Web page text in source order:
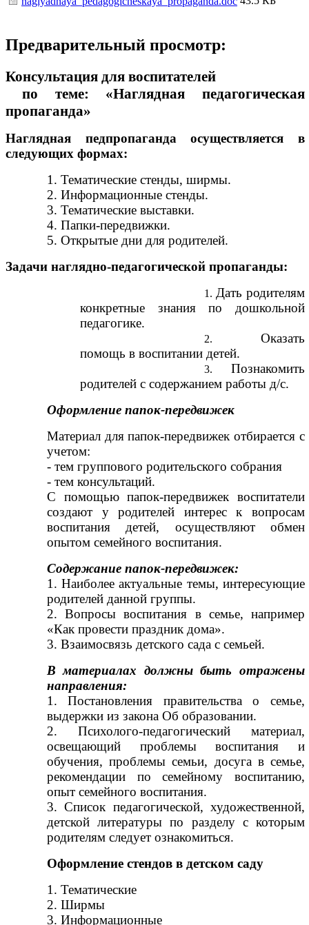
Предварительный просмотр:
Консультация для воспитателей
по теме: «Наглядная педагогическая
пропаганда»
Наглядная педпропаганда осуществляется в
следующих формах:
1. Тематические стенды, ширмы.
2. Информационные стенды.
3. Тематические выставки.
4. Папки-передвижки.
5. Открытые дни для родителей.
Задачи наглядно-педагогической пропаганды:
Дать родителям
конкретные знания по дошкольной
педагогике.
Оказать
помощь в воспитании детей.
Познакомить
родителей с содержанием работы д/с.
Оформление папок-передвижек
Материал для папок-передвижек отбирается с
учетом:
- тем группового родительского собрания
- тем консультаций.
С помощью папок-передвижек воспитатели
создают у родителей интерес к вопросам
воспитания детей, осуществляют обмен
опытом семейного воспитания.
Содержание папок-передвижек:
1. Наиболее актуальные темы, интересующие
родителей данной группы.
2. Вопросы воспитания в семье, например
«Как провести праздник дома».
3. Взаимосвязь детского сада с семьей.
В материалах должны быть отражены
направления:
1. Постановления правительства о семье,
выдержки из закона Об образовании.
2. Психолого-педагогический материал,
освещающий проблемы воспитания и
обучения, проблемы семьи, досуга в семье,
рекомендации по семейному воспитанию,
опыт семейного воспитания.
3. Список педагогической, художественной,
детской литературы по разделу с которым
родителям следует ознакомиться.
Оформление стендов в детском саду
1. Тематические
2. Ширмы
3. Информационные